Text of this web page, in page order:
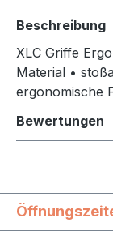
Beschreibung
XLC Griffe
Material •
ergonomische
Bewertungen